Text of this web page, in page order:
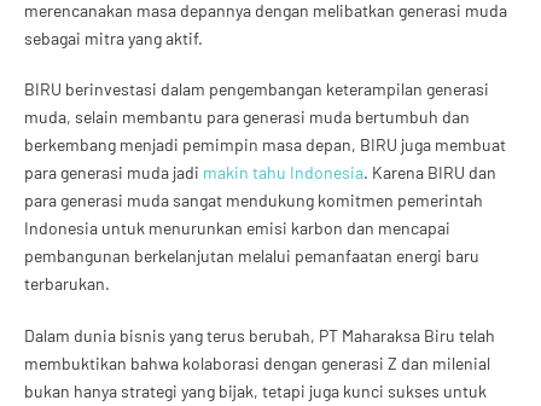
merencanakan masa depannya dengan melibatkan generasi muda
sebagai mitra yang aktif.
BIRU berinvestasi dalam pengembangan keterampilan generasi
muda, selain membantu para generasi muda bertumbuh dan
berkembang menjadi pemimpin masa depan, BIRU juga membuat
para generasi muda jadi makin tahu Indonesia. Karena BIRU dan
para generasi muda sangat mendukung komitmen pemerintah
Indonesia untuk menurunkan emisi karbon dan mencapai
pembangunan berkelanjutan melalui pemanfaatan energi baru
terbarukan.
Dalam dunia bisnis yang terus berubah, PT Maharaksa Biru telah
membuktikan bahwa kolaborasi dengan generasi Z dan milenial
bukan hanya strategi yang bijak, tetapi juga kunci sukses untuk